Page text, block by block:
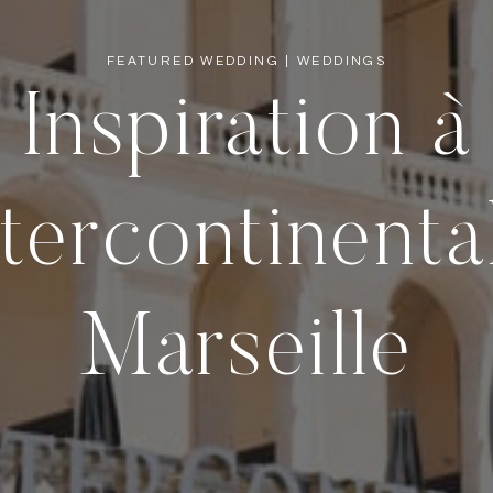
FEATURED WEDDING |WEDDINGS
Inspiration à
Marseille